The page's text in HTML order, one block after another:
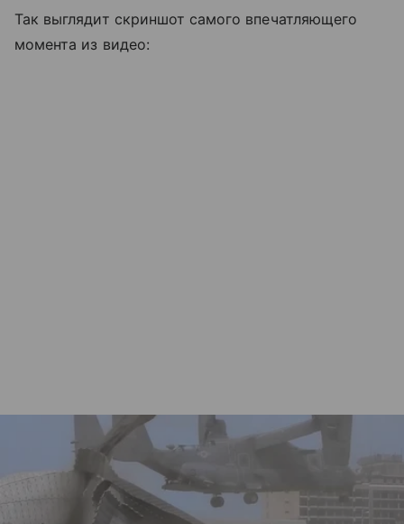
Так выглядит скриншот самого впечатляющего
момента из видео: